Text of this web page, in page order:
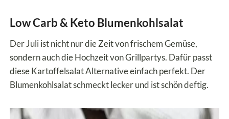
Low Carb & Keto Blumenkohlsalat
Der Juli ist nicht nur die Zeit von frischem Gemüse,
sondern auch die Hochzeit von Grillpartys. Dafür passt
diese Kartoffelsalat Alternative einfach perfekt. Der
Blumenkohlsalat schmeckt lecker und ist schön deftig.